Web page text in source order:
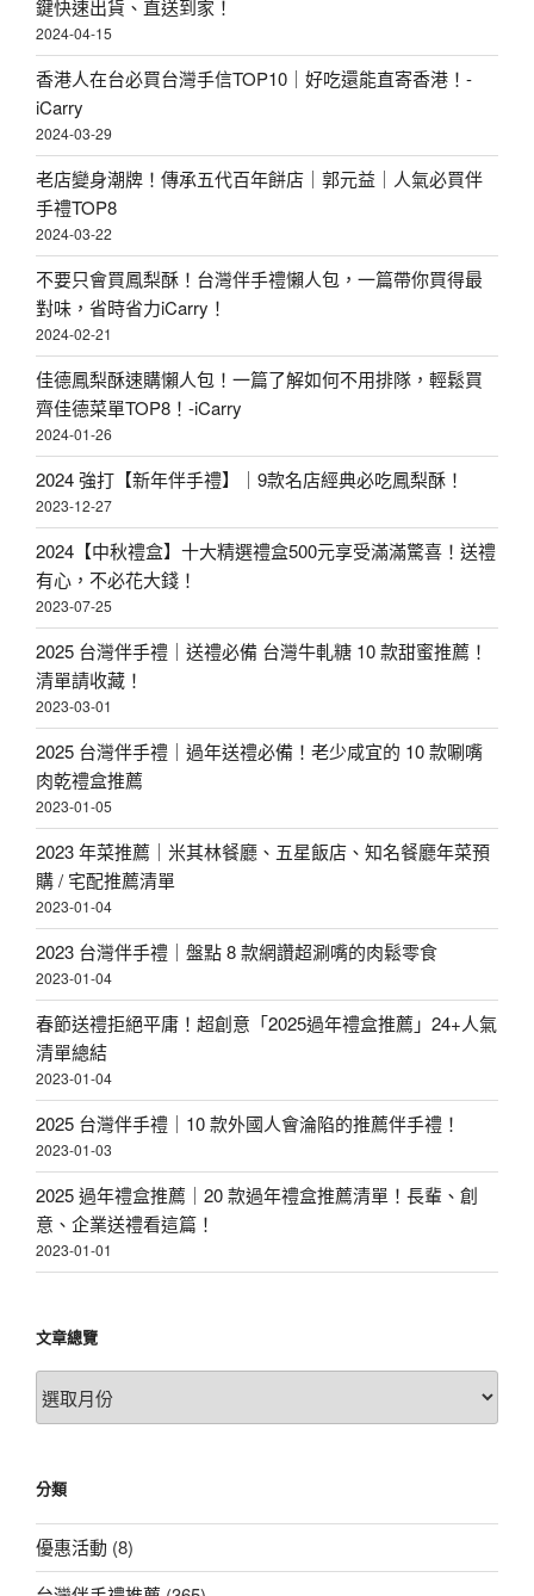
鍵快速出貨、直送到家！
2024-04-15
香港人在台必買台灣手信TOP10｜好吃還能直寄香港！-
iCarry
2024-03-29
老店變身潮牌！傳承五代百年餅店｜郭元益｜人氣必買伴
手禮TOP8
2024-03-22
不要只會買鳳梨酥！台灣伴手禮懶人包，一篇帶你買得最
對味，省時省力iCarry！
2024-02-21
佳德鳳梨酥速購懶人包！一篇了解如何不用排隊，輕鬆買
齊佳德菜單TOP8！-iCarry
2024-01-26
2024 強打【新年伴手禮】｜9款名店經典必吃鳳梨酥！
2023-12-27
2024【中秋禮盒】十大精選禮盒500元享受滿滿驚喜！送禮
有心，不必花大錢！
2023-07-25
2025 台灣伴手禮｜送禮必備 台灣牛軋糖 10 款甜蜜推薦！
清單請收藏！
2023-03-01
2025 台灣伴手禮｜過年送禮必備！老少咸宜的 10 款唰嘴
肉乾禮盒推薦
2023-01-05
2023 年菜推薦｜米其林餐廳、五星飯店、知名餐廳年菜預
購 / 宅配推薦清單
2023-01-04
2023 台灣伴手禮｜盤點 8 款網讚超涮嘴的肉鬆零食
2023-01-04
春節送禮拒絕平庸！超創意「2025過年禮盒推薦」24+人氣
清單總結
2023-01-04
2025 台灣伴手禮｜10 款外國人會淪陷的推薦伴手禮！
2023-01-03
2025 過年禮盒推薦｜20 款過年禮盒推薦清單！長輩、創
意、企業送禮看這篇！
2023-01-01
文章總覽
文
章
分類
優惠活動 (8)